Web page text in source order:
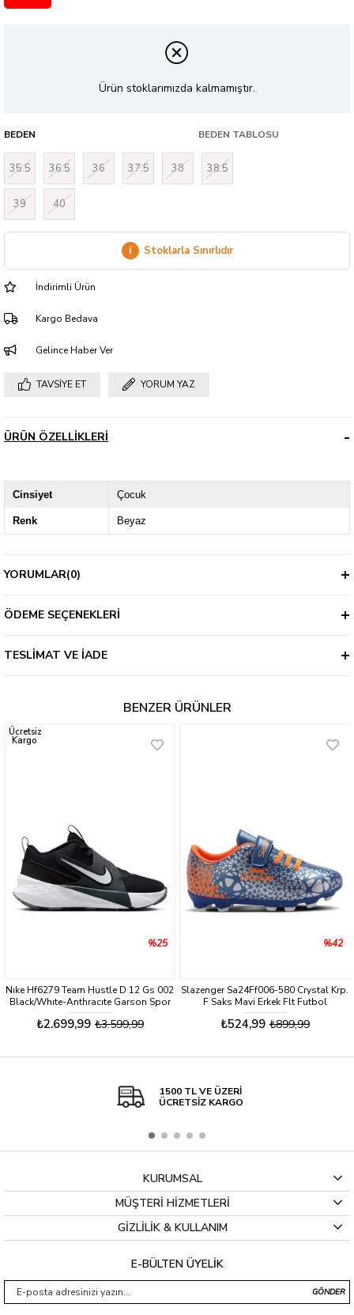
Ürün stoklarımızda kalmamıştır.
BEDEN BEDEN TABLOSU
35.5 36.5 36 37.5 38 38.5
39 40
i Stoklarla Sınırlıdır
İndirimli Ürün
Kargo Bedava
Gelince Haber Ver
TAVSIYE ET YORUM YAZ
ÜRÜN ÖZELLIKLERI
Cinsiyet Çocuk
Renk Beyaz
YORUMLAR(0)
ÖDEME SEÇENEKLERI
TESLIMAT VE İADE
BENZER ÜRÜNLER
Nıke Hf6279 Team Hustle D 12 Gs 002
Black/Whıte-Anthracıte Garson Spor
Ayakkabı
₺2.699,99 ₺3.599,99
%25
Ücretsiz
Kargo
Slazenger Sa24Ff006-580 Crystal Krp.
F Saks Mavi Erkek Flt Futbol
Ayakkabısı
₺524,99 ₺899,99
%42
1500 TL VE ÜZERİ
ÜCRETSİZ KARGO
KURUMSAL
MÜŞTERİ HİZMETLERİ
GİZLİLİK & KULLANIM
E-BÜLTEN ÜYELİK
GÖNDER